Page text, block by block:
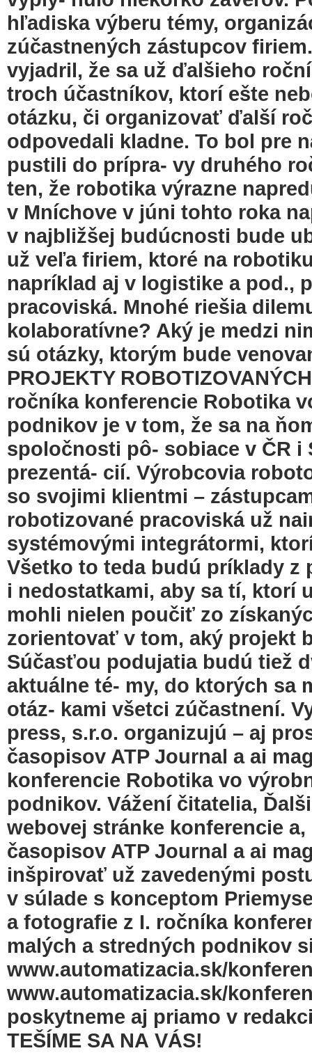
hľadiska výberu témy,
zúčastnených zástupcov
vyjadril, že sa už ďalšieho
troch účastníkov, ktorí ešte
otázku, či organizovať ďalší
odpovedali kladne. To bol pre
pustili do prípra- vy druhého
ten, že robotika výrazne
v Mníchove v júni tohto roka
v najbližšej budúcnosti bude
už veľa firiem, ktoré na
napríklad aj v logistike a pod.,
pracoviská. Mnohé riešia
kolaboratívne? Aký je medzi
sú otázky, ktorým bude
PROJEKTY
ročníka konferencie Robotika
podnikov je v tom, že sa na
spoločnosti pô- sobiace v ČR
prezentá- cií. Výrobcovia
so svojimi klientmi –
robotizované pracoviská už
systémovými integrátormi,
Všetko to teda budú príklady
i nedostatkami, aby sa tí, ktorí
mohli nielen poučiť zo
zorientovať v tom, aký projekt
Súčasťou podujatia budú tiež
aktuálne té- my, do ktorých sa
otáz- kami všetci zúčastnení.
press, s.r.o. organizujú – aj
časopisov ATP Journal a ai
konferencie Robotika vo
podnikov. Vážení čitatelia,
webovej stránke konferencie
časopisov ATP Journal a ai
inšpirovať už zavedenými
v súlade s konceptom
a fotografie z I. ročníka
malých a stredných podnikov
www.automatizacia.sk/
www.automatizacia.sk/
poskytneme aj priamo v
TEŠÍME SA NA VÁS!